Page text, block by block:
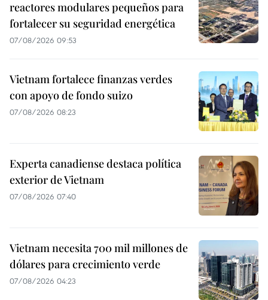
reactores modulares pequeños para
fortalecer su seguridad energética
07/08/2026 09:53
Vietnam fortalece finanzas verdes
con apoyo de fondo suizo
07/08/2026 08:23
Experta canadiense destaca política
exterior de Vietnam
07/08/2026 07:40
Vietnam necesita 700 mil millones de
dólares para crecimiento verde
07/08/2026 04:23